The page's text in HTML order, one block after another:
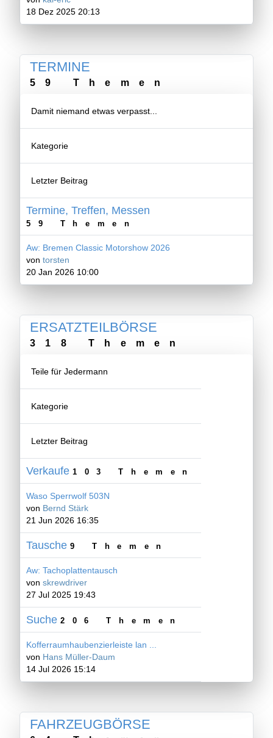
18 Dez 2025 20:13
TERMINE
59 Themen
Damit niemand etwas verpasst...
Kategorie
Letzter Beitrag
Termine, Treffen, Messen
59 Themen
Aw: Bremen Classic Motorshow 2026
von torsten
20 Jan 2026 10:00
ERSATZTEILBÖRSE
318 Themen
Teile für Jedermann
Kategorie
Letzter Beitrag
Verkaufe 103 Themen
Waso Sperrwolf 503N
von Bernd Stärk
21 Jun 2026 16:35
Tausche 9 Themen
Aw: Tachoplattentausch
von skrewdriver
27 Jul 2025 19:43
Suche 206 Themen
Kofferraumhaubenzierleiste lan ...
von Hans Müller-Daum
14 Jul 2026 15:14
FAHRZEUGBÖRSE